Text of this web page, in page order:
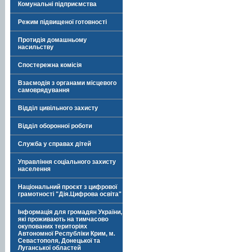
Комунальні підприємства
Режим підвищеної готовності
Протидія домашньому
насильству
Спостережна комісія
Взаємодія з органами місцевого
самоврядування
Відділ цивільного захисту
Відділ оборонної роботи
Служба у справах дітей
Управління соціального захисту
населення
Національний проєкт з цифрової
грамотності "Дія.Цифрова освіта"
Інформація для громадян України,
які проживають на тимчасово
окупованих територіях
Автономної Республіки Крим, м.
Севастополя, Донецької та
Луганської областей